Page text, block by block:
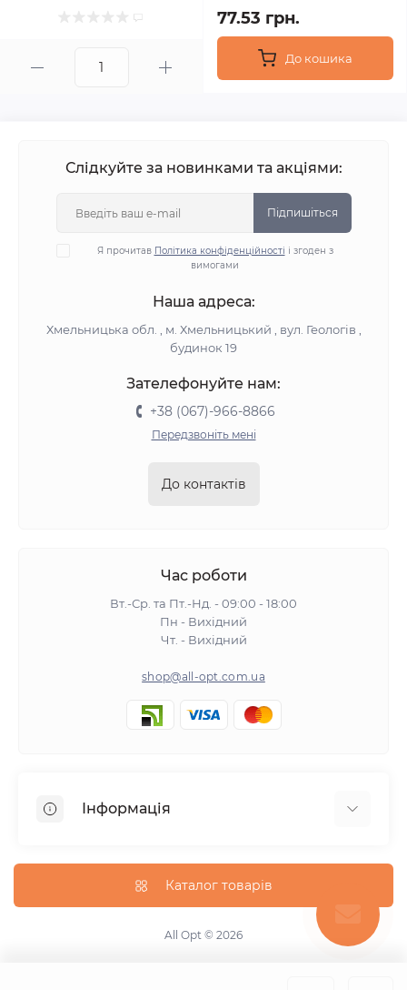
77.53 грн.
До кошика
Слідкуйте за новинками та акціями:
Підпишіться
Я прочитав Політика конфіденційності і згоден з
вимогами
Наша адреса:
Хмельницька обл. , м. Хмельницький , вул. Геологів ,
будинок 19
Зателефонуйте нам:
+38 (067)-966-8866
Передзвоніть мені
До контактів
Час роботи
Вт.-Ср. та Пт.-Нд. - 09:00 - 18:00
Пн - Вихідний
Чт. - Вихідний
shop@all-opt.com.ua
Інформація
Оплата та доставка
Повернення та обмін
Політика конфіденційності
Каталог товарів
All Opt © 2026